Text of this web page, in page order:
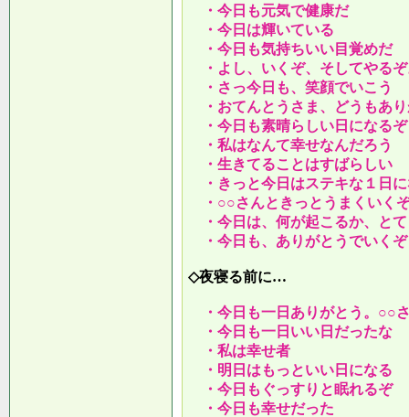
・今日も元気で健康だ
・今日は輝いている
・今日も気持ちいい目覚めだ
・よし、いくぞ、そしてやる
・さっ今日も、笑顔でいこう
・おてんとうさま、どうもあ
・今日も素晴らしい日になるぞ
・私はなんて幸せなんだろう
・生きてることはすばらしい
・きっと今日はステキな１日
・○○さんときっとうまくいく
・今日は、何が起こるか、と
・今日も、ありがとうでいくぞ
◇夜寝る前に…
・今日も一日ありがとう。○○
・今日も一日いい日だったな
・私は幸せ者
・明日はもっといい日になる
・今日もぐっすりと眠れるぞ
・今日も幸せだった